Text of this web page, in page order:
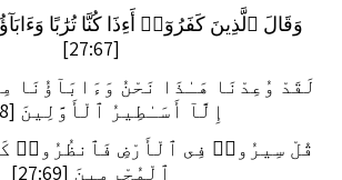
وَقَالَ ٱلَّذِينَ كَفَرُوٓا۟ أَءِذَا كُنَّا تُرَٰبًا
[27:67]
لَقَدْ وُعِدْنَا هَـٰذَا نَحْنُ وَءَابَآؤُنَا
إِلَّآ أَسَـٰطِيرُ ٱلْأَوَّلِينَ [27:68]
قُلْ سِيرُوا۟ فِى ٱلْأَرْضِ فَٱنظُرُوا۟
ٱلْمُجْرِمِينَ [27:69]